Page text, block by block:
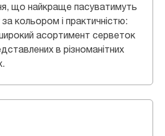
що найкраще пасуватимуть
кольором і практичністю:
асортимент серветок
в різноманітних